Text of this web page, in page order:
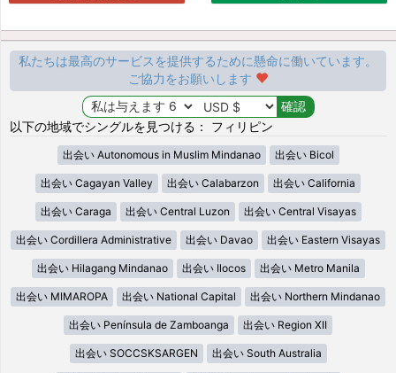
私たちは最高のサービスを提供するために懸命に働いています。
ご協力をお願いします
以下の地域でシングルを見つける： フィリピン
出会い Autonomous in Muslim Mindanao 出会い Bicol
出会い Cagayan Valley 出会い Calabarzon 出会い California
出会い Caraga 出会い Central Luzon 出会い Central Visayas
出会い Cordillera Administrative 出会い Davao 出会い Eastern Visayas
出会い Hilagang Mindanao 出会い Ilocos 出会い Metro Manila
出会い MIMAROPA 出会い National Capital 出会い Northern Mindanao
出会い Península de Zamboanga 出会い Region XII
出会い SOCCSKSARGEN 出会い South Australia